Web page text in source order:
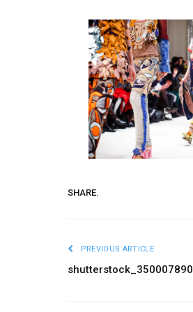
SHARE.
PREVIOUS ARTICLE
shutterstock_350007890